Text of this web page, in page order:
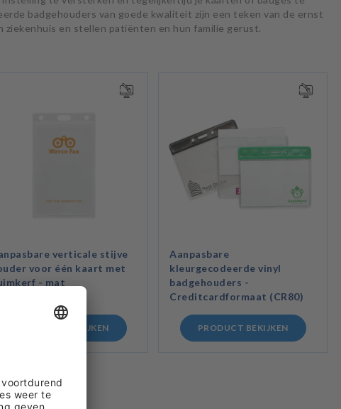
badgehouders van goede kwaliteit zijn een teken van de ernst
ziekenhuis en stellen patiënten en hun familie gerust.
verticale stijve
voor één kaart met
- mat
PRODUCT BEKIJKEN
Aanpasbare
kleurgecodeerde vinyl
badgehouders -
Creditcardformaat (CR80)
PRODUCT BEKIJKEN